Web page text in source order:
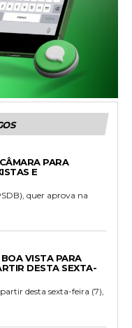
PARA
E
quer aprova na
VISTA PARA
DESTA SEXTA-
desta sexta-feira (7),